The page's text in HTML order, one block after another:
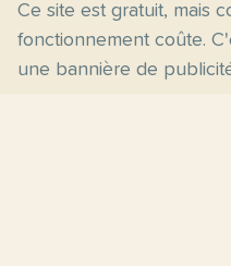
Ce site est gratuit, mais
fonctionnement coûte.
une bannière de